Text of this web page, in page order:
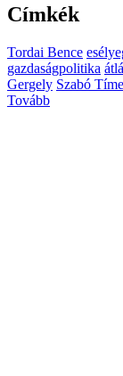
Címkék
Tordai Bence
gazdaságpolitika
Gergely Szabó
Tovább